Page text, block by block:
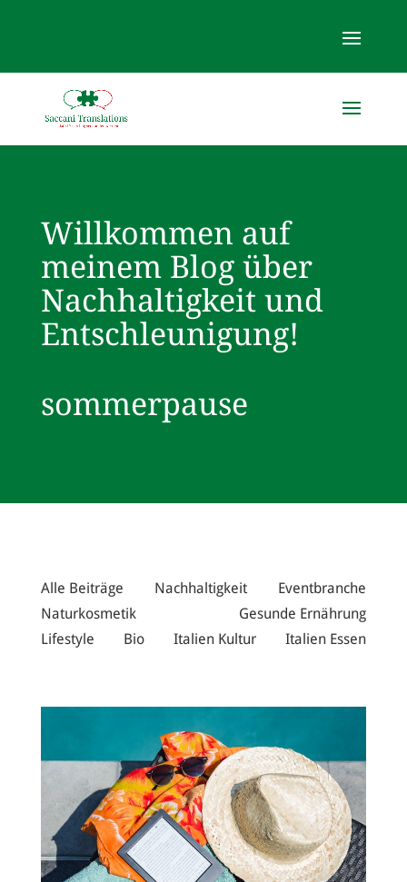
Willkommen auf
meinem Blog über
Nachhaltigkeit und
Entschleunigung!
sommerpause
Alle Beiträge Nachhaltigkeit
Eventbranche
Naturkosmetik
Gesunde Ernährung
Lifestyle
Bio Italien Kultur Italien Essen